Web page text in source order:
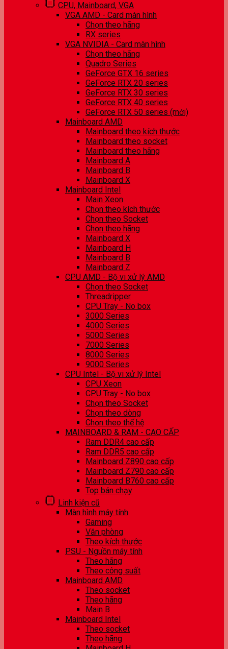
CPU, Mainboard, VGA
VGA AMD - Card màn hình
Chọn theo hãng
RX series
VGA NVIDIA - Card màn hình
Chọn theo hãng
Quadro Series
GeForce GTX 16 series
GeForce RTX 20 series
GeForce RTX 30 series
GeForce RTX 40 series
GeForce RTX 50 series (mới)
Mainboard AMD
Mainboard theo kích thước
Mainboard theo socket
Mainboard theo hãng
Mainboard A
Mainboard B
Mainboard X
Mainboard Intel
Main Xeon
Chọn theo kích thước
Chọn theo Socket
Chọn theo hãng
Mainboard X
Mainboard H
Mainboard B
Mainboard Z
CPU AMD - Bộ vi xử lý AMD
Chọn theo Socket
Threadripper
CPU Tray - No box
3000 Series
4000 Series
5000 Series
7000 Series
8000 Series
9000 Series
CPU Intel - Bộ vi xử lý Intel
CPU Xeon
CPU Tray - No box
Chọn theo Socket
Chọn theo dòng
Chọn theo thế hệ
MAINBOARD & RAM - CAO CẤP
Ram DDR4 cao cấp
Ram DDR5 cao cấp
Mainboard Z890 cao cấp
Mainboard Z790 cao cấp
Mainboard B760 cao cấp
Top bán chạy
Linh kiện cũ
Màn hình máy tính
Gaming
Văn phòng
Theo kích thước
PSU - Nguồn máy tính
Theo hãng
Theo công suất
Mainboard AMD
Theo socket
Theo hãng
Main B
Mainboard Intel
Theo socket
Theo hãng